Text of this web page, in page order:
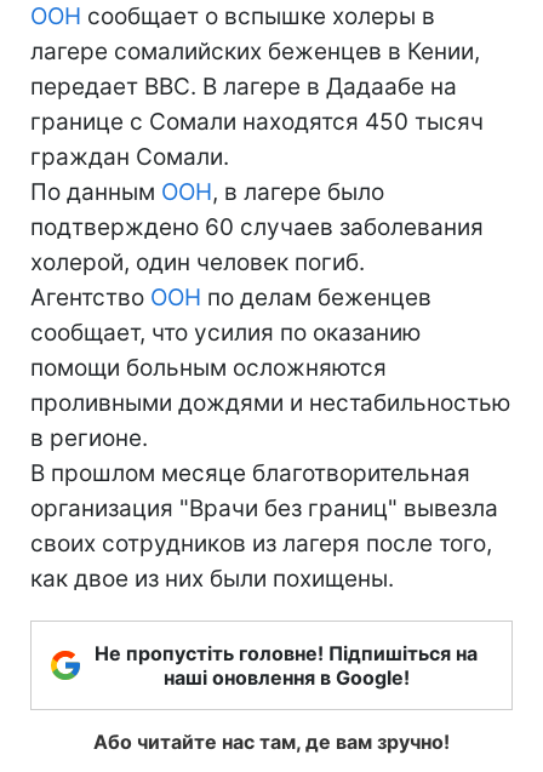
ООН сообщает о вспышке холеры в
лагере сомалийских беженцев в Кении,
передает ВВС. В лагере в Дадаабе на
границе с Сомали находятся 450 тысяч
граждан Сомали.
По данным ООН, в лагере было
подтверждено 60 случаев заболевания
холерой, один человек погиб.
Агентство ООН по делам беженцев
сообщает, что усилия по оказанию
помощи больным осложняются
проливными дождями и нестабильностью
в регионе.
В прошлом месяце благотворительная
организация "Врачи без границ" вывезла
своих сотрудников из лагеря после того,
как двое из них были похищены.
Не пропустіть головне! Підпишіться на
наші оновлення в Google!
Або читайте нас там, де вам зручно!